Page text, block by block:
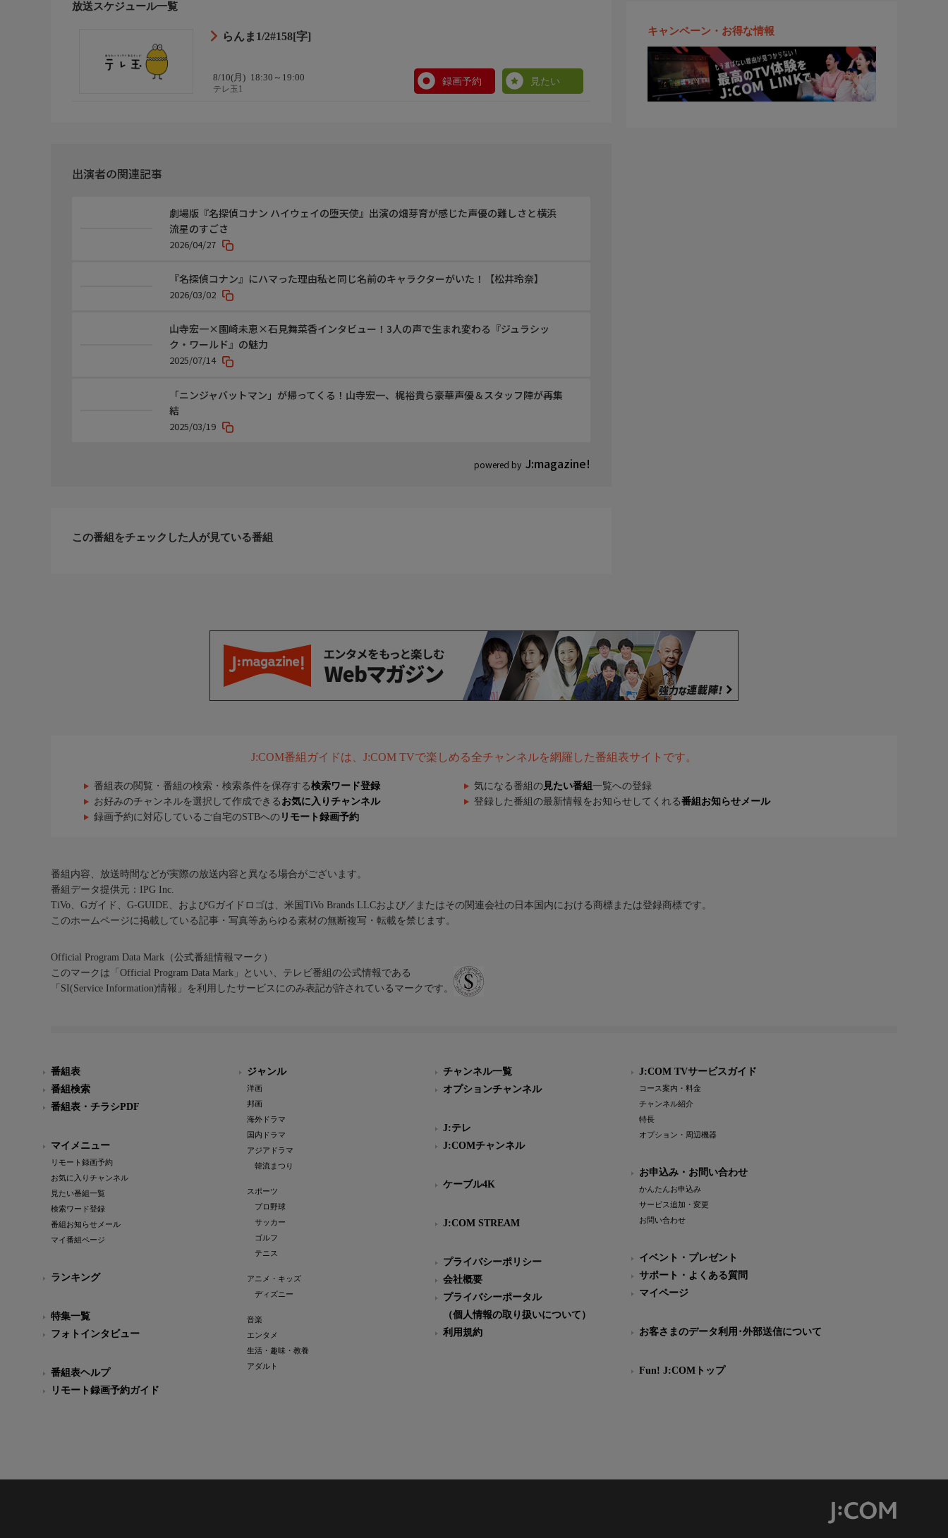
放送スケジュール一覧
らんま1/2#158[字]
8/10(月) 18:30～19:00
テレ玉1
録画予約 見たい
出演者の関連記事
powered by J:magazine!
劇場版『名探偵コナン ハイウェイの堕天使』出演の畑芽育が感じた声優の難しさと横浜
流星のすごさ
2026/04/27
『名探偵コナン』にハマった理由――私と同じ名前のキャラクターがいた！【松井玲奈】
2026/03/02
山寺宏一×園崎未恵×石見舞菜香インタビュー！3人の声で生まれ変わる『ジュラシッ
ク・ワールド』の魅力
2025/07/14
「ニンジャバットマン」が帰ってくる！山寺宏一、梶裕貴ら豪華声優＆スタッフ陣が再集
結
2025/03/19
この番組をチェックした人が見ている番組
キャンペーン・お得な情報
J:COM番組ガイドは、J:COM TVで楽しめる全チャンネルを網羅した番組表サイトです。
番組表の閲覧・番組の検索・検索条件を保存する検索ワード登録 気になる番組の 見たい番組 一覧への登録
お好みのチャンネルを選択して作成できる お気に入りチャンネル 登録した番組の最新情報をお知らせしてくれる番組お知らせメール
録画予約に対応しているご自宅のSTBへの リモート録画予約
番組内容、放送時間などが実際の放送内容と異なる場合がございます。
番組データ提供元：IPG Inc.
TiVo、Gガイド、G-GUIDE、およびGガイドロゴは、米国TiVo Brands LLCおよび／またはその関連会社の日本国内における商標または登録商標です。
このホームページに掲載している記事・写真等あらゆる素材の無断複写・転載を禁じます。
Official Program Data Mark（公式番組情報マーク）
このマークは「Official Program Data Mark」といい、テレビ番組の公式情報である
「SI(Service Information)情報」を利用したサービスにのみ表記が許されているマークです。
番組表
番組検索
番組表・チラシPDF
マイメニュー
リモート録画予約
お気に入りチャンネル
見たい番組一覧
検索ワード登録
番組お知らせメール
マイ番組ページ
ランキング
特集一覧
フォトインタビュー
番組表ヘルプ
リモート録画予約ガイド
ジャンル
洋画
邦画
海外ドラマ
国内ドラマ
アジアドラマ
韓流まつり
スポーツ
プロ野球
サッカー
ゴルフ
テニス
アニメ・キッズ
ディズニー
音楽
エンタメ
生活・趣味・教養
アダルト
チャンネル一覧
オプションチャンネル
J:テレ
J:COMチャンネル
ケーブル4K
J:COM STREAM
プライバシーポリシー
会社概要
プライバシーポータル
（個人情報の取り扱いについて）
利用規約
J:COM TVサービスガイド
コース案内・料金
チャンネル紹介
特長
オプション・周辺機器
お申込み・お問い合わせ
かんたんお申込み
サービス追加・変更
お問い合わせ
イベント・プレゼント
サポート・よくある質問
マイページ
お客さまのデータ利用･外部送信について
Fun! J:COMトップ